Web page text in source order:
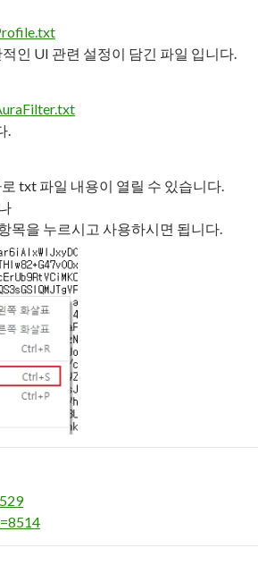
인 UI 관련 설정이 담긴 파일 입니다.
.
txt 파일 내용이 열릴 수 있습니다.
목을 누르시고 사용하시면 됩니다.